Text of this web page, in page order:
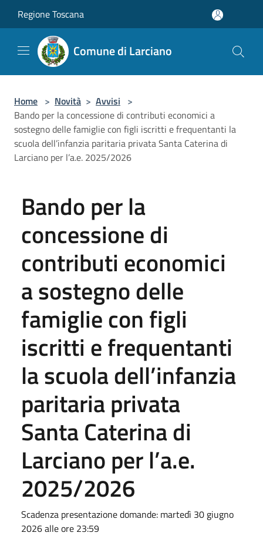
Regione Toscana
Comune di Larciano
Home > Novità > Avvisi >
Bando per la concessione di contributi economici a
sostegno delle famiglie con figli iscritti e frequentanti la
scuola dell’infanzia paritaria privata Santa Caterina di
Larciano per l’a.e. 2025/2026
Bando per la
concessione di
contributi economici
a sostegno delle
famiglie con figli
iscritti e frequentanti
la scuola dell’infanzia
paritaria privata
Santa Caterina di
Larciano per l’a.e.
2025/2026
Scadenza presentazione domande: martedì 30 giugno
2026 alle ore 23:59